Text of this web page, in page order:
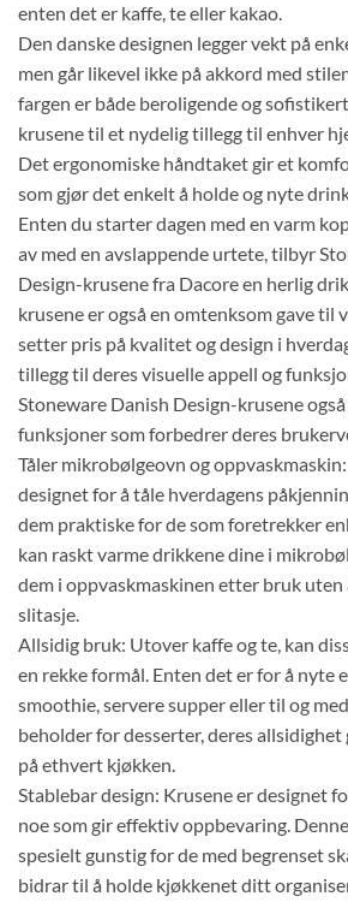
enten det er kaffe, te eller kakao.
Den danske designen legger vekt på
men går likevel ikke på akkord med
fargen er både beroligende og
krusene til et nydelig tillegg til enhver
Det ergonomiske håndtaket gir et
som gjør det enkelt å holde og nyte
Enten du starter dagen med en varm
av med en avslappende urtete, tilbyr
Design-krusene fra Dacore en herlig
krusene er også en omtenksom gave til
setter pris på kvalitet og design i
tillegg til deres visuelle appell og
Stoneware Danish Design-krusene
funksjoner som forbedrer deres
Tåler mikrobølgeovn og
designet for å tåle hverdagens
dem praktiske for de som foretrekker
kan raskt varme drikkene dine i
dem i oppvaskmaskinen etter bruk uten
slitasje.
Allsidig bruk: Utover kaffe og te, kan
en rekke formål. Enten det er for å nyte
smoothie, servere supper eller til og
beholder for desserter, deres
på ethvert kjøkken.
Stablebar design: Krusene er designet
noe som gir effektiv oppbevaring.
spesielt gunstig for de med begrenset
bidrar til å holde kjøkkenet ditt